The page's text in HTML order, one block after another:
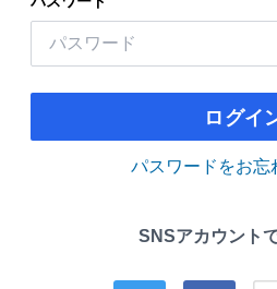
ログイ
パスワードをお忘
SNSアカウント